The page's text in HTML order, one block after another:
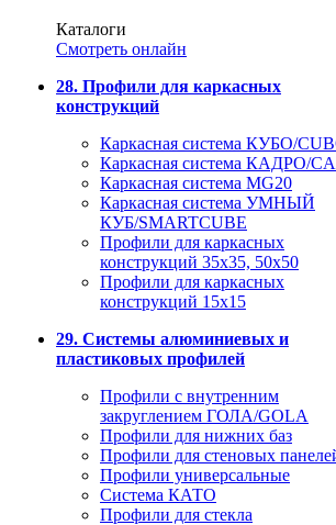
Каталоги
Смотреть онлайн
28. Профили для каркасных
конструкций
Каркасная система КУБО/
Каркасная система КАДРО/
Каркасная система MG20
Каркасная система УМНЫЙ
КУБ/SMARTCUBE
Профили для каркасных
конструкций 35x35, 50x50
Профили для каркасных
конструкций 15х15
29. Системы алюминиевых и
пластиковых профилей
Профили с внутренним
закруглением ГОЛА/GOLA
Профили для нижних баз
Профили для стеновых
Профили универсальные
Система КАТО
Профили для стекла